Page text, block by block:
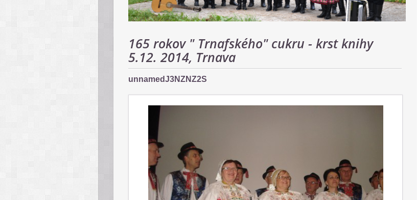
165 rokov " Trnafského" cukru - krst knihy
5.12. 2014, Trnava
unnamedJ3NZNZ2S